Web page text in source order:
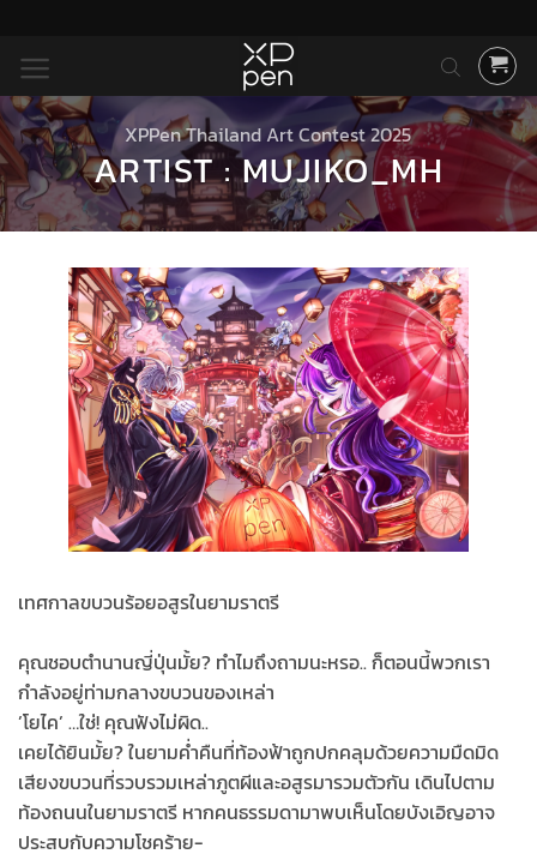
ยัง
เนื้อหา
XPPen Thailand Art Contest 2025
ARTIST : MUJIKO_MH
เทศกาลขบวนร้อยอสูรในยามราตรี
คุณชอบตำนานญี่ปุ่นมั้ย? ทำไมถึงถามนะหรอ.. ก็ตอนนี้พวกเรา
กำลังอยู่ท่ามกลางขบวนของเหล่า
’โยไค’ …ใช่! คุณฟังไม่ผิด..
เคยได้ยินมั้ย? ในยามค่ำคืนที่ท้องฟ้าถูกปกคลุมด้วยความมืดมิด
เสียงขบวนที่รวบรวมเหล่าภูตผีและอสูรมารวมตัวกัน เดินไปตาม
ท้องถนนในยามราตรี หากคนธรรมดามาพบเห็นโดยบังเอิญอาจ
ประสบกับความโชคร้าย-